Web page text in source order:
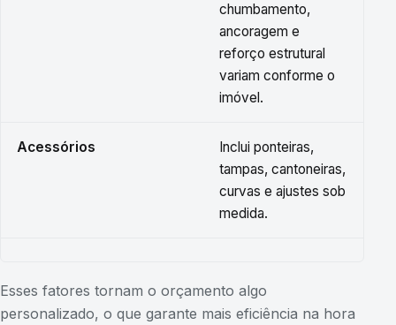
chumbamento,
ancoragem e
reforço estrutural
variam conforme o
imóvel.
Acessórios
Inclui ponteiras,
tampas, cantoneiras,
curvas e ajustes sob
medida.
Esses fatores tornam o orçamento algo
personalizado, o que garante mais eficiência na hora